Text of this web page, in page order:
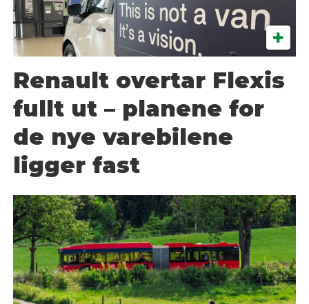
Renault overtar Flexis
fullt ut – planene for
de nye varebilene
ligger fast